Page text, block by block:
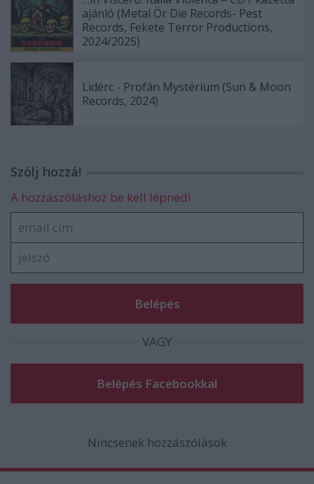
ajánló (Metal Ör Die Records- Pest
Records, Fekete Terror Productions,
2024/2025)
Lidérc - Profán Mystérium (Sun & Moon
Records, 2024)
Szólj hozzá!
A hozzászóláshoz be kell lépned!
VAGY
Nincsenek hozzászólások